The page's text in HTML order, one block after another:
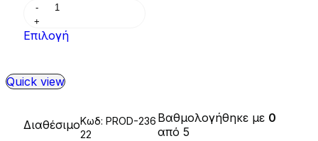
Επιλογή
Quick view
ΔιαθέσιμοΚωδ: PROD-236
22
Βαθμολογήθηκε με 0
από 5